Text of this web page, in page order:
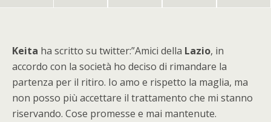
Keita ha scritto su twitter:”Amici della Lazio, in
accordo con la società ho deciso di rimandare la
partenza per il ritiro. Io amo e rispetto la maglia, ma
non posso più accettare il trattamento che mi stanno
riservando. Cose promesse e mai mantenute.